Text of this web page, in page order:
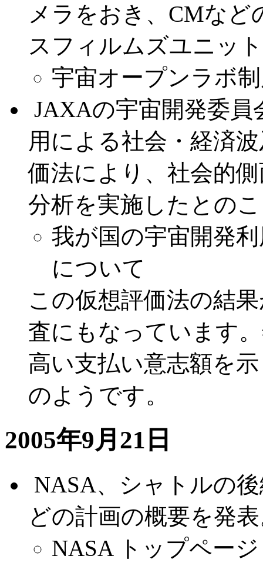
メラをおき、CMなど
スフィルムズユニッ
宇宙オープンラボ
JAXAの宇宙開発委員
用による社会・経済
価法により、社会的
分析を実施したとの
我が国の宇宙開発
について
この仮想評価法の結
査にもなっています
高い支払い意志額を
のようです。
2005年9月21日
NASA、シャトルの
どの計画の概要を発
NASA トップページ